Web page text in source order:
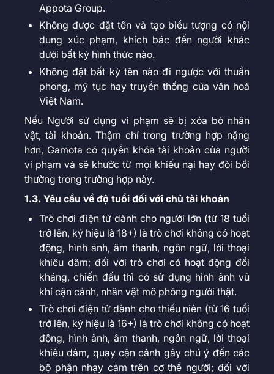
Appota Group.
Không được đặt tên và tạo biểu tượng có nội
dung xúc phạm, khích bác đến người khác
dưới bất kỳ hình thức nào.
Không đặt bất kỳ tên nào đi ngược với thuần
phong, mỹ tục hay truyền thống của văn hoá
Việt Nam.
Nếu Người sử dụng vi phạm sẽ bị xóa bỏ nhân
vật, tài khoản. Thậm chí trong trường hợp nặng
hơn, Gamota có quyền khóa tài khoản của người
vi phạm và sẽ khước từ mọi khiếu nại hay đòi bồi
thường trong trường hợp này.
1.3. Yêu cầu về độ tuổi đối với chủ tài khoản
Trò chơi điện tử dành cho người lớn (từ 18 tuổi
trở lên, ký hiệu là 18+) là trò chơi không có hoạt
động, hình ảnh, âm thanh, ngôn ngữ, lời thoại
khiêu dâm; đối với trò chơi có hoạt động đối
kháng, chiến đấu thì có sử dụng hình ảnh vũ
khí cận cảnh, nhân vật mô phỏng người thật.
Trò chơi điện tử dành cho thiếu niên (từ 16 tuổi
trở lên, ký hiệu là 16+) là trò chơi không có hoạt
động, hình ảnh, âm thanh, ngôn ngữ, lời thoại
khiêu dâm, quay cận cảnh gây chú ý đến các
bộ phận nhạy cảm trên cơ thể người; đối với